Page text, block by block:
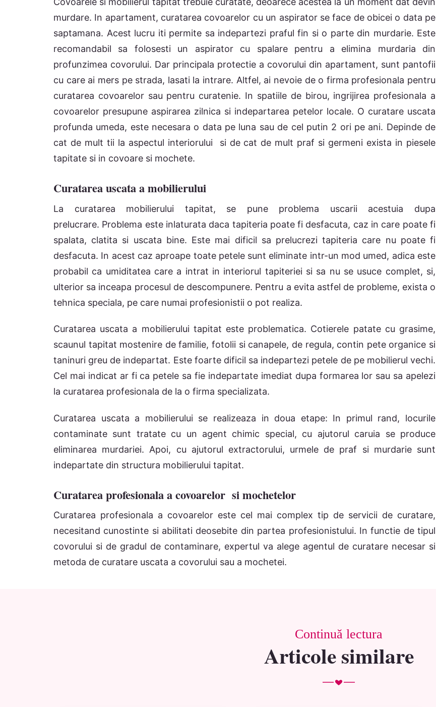
murdare. In apartament, curatarea covoarelor cu un aspirator se face de obicei o data pe
saptamana. Acest lucru iti permite sa indepartezi praful fin si o parte din murdarie. Este
recomandabil sa folosesti un aspirator cu spalare pentru a elimina murdaria din
profunzimea covorului. Dar principala protectie a covorului din apartament, sunt pantofii
cu care ai mers pe strada, lasati la intrare. Altfel, ai nevoie de o firma profesionala pentru
curatarea covoarelor sau pentru curatenie. In spatiile de birou, ingrijirea profesionala a
covoarelor presupune aspirarea zilnica si indepartarea petelor locale. O curatare uscata
profunda umeda, este necesara o data pe luna sau de cel putin 2 ori pe ani. Depinde de
cat de mult tii la aspectul interiorului si de cat de mult praf si germeni exista in piesele
tapitate si in covoare si mochete.
Curatarea uscata a mobilierului
La curatarea mobilierului tapitat, se pune problema uscarii acestuia dupa
prelucrare. Problema este inlaturata daca tapiteria poate fi desfacuta, caz in care poate fi
spalata, clatita si uscata bine. Este mai dificil sa prelucrezi tapiteria care nu poate fi
desfacuta. In acest caz aproape toate petele sunt eliminate intr-un mod umed, adica este
probabil ca umiditatea care a intrat in interiorul tapiteriei si sa nu se usuce complet, si,
ulterior sa inceapa procesul de descompunere. Pentru a evita astfel de probleme, exista o
tehnica speciala, pe care numai profesionistii o pot realiza.
Curatarea uscata a mobilierului tapitat este problematica. Cotierele patate cu grasime,
scaunul tapitat mostenire de familie, fotolii si canapele, de regula, contin pete organice si
taninuri greu de indepartat. Este foarte dificil sa indepartezi petele de pe mobilierul vechi.
Cel mai indicat ar fi ca petele sa fie indepartate imediat dupa formarea lor sau sa apelezi
la curatarea profesionala de la o firma specializata.
Curatarea uscata a mobilierului se realizeaza in doua etape: In primul rand, locurile
contaminate sunt tratate cu un agent chimic special, cu ajutorul caruia se produce
eliminarea murdariei. Apoi, cu ajutorul extractorului, urmele de praf si murdarie sunt
indepartate din structura mobilierului tapitat.
Curatarea profesionala a covoarelor si mochetelor
Curatarea profesionala a covoarelor este cel mai complex tip de servicii de curatare,
necesitand cunostinte si abilitati deosebite din partea profesionistului. In functie de tipul
covorului si de gradul de contaminare, expertul va alege agentul de curatare necesar si
metoda de curatare uscata a covorului sau a mochetei.
Continuă lectura
Articole similare